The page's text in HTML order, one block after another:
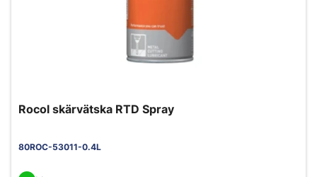
Rocol skärvätska RTD Spray
80ROC-53011-0.4L